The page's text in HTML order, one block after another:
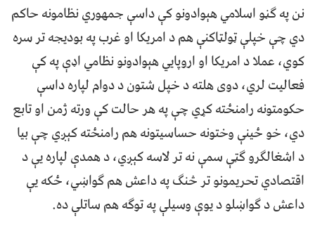
نن په ګڼو اسلامي هېوادونو کې داسې جمهوري نظامونه حاکم
دي چې خپلې ټولټاکنې هم د امریکا او غرب په بودیجه تر سره
کوي، عملا د امریکا او اروپايي هېوادونو نظامي اډې په کې
فعالیت لري، دوی هلته د خپل شتون د دوام لپاره داسې
حکومتونه رامنځته کړي چې په هر حالت کې ورته ژمن او تابع
دي، خو ځینې وختونه حساسیتونه هم رامنځته کېږي چې بیا
د اشغالګرو ګټې سمې نه تر لاسه کېږي، د همدې لپاره یې د
اقتصادي تحریمونو تر څنګ په داعش هم ګواښي، ځکه یې
داعش د ګواښلو د یوې وسیلې په توګه هم ساتلې ده.